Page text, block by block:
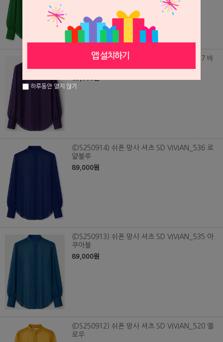
(DS250916) 쉬폰 망사 셔츠 SD VIVIAN_537 바
(DS250914) 쉬폰 망사 셔츠 SD VIVIAN_536 로
얄블루
89,000원
(DS250913) 쉬폰 망사 셔츠 SD VIVIAN_535 아
쿠아블
89,000원
(DS250912) 쉬폰 망사 셔츠 SD VIVIAN_520 옐
로우
하루동안 열지 않기